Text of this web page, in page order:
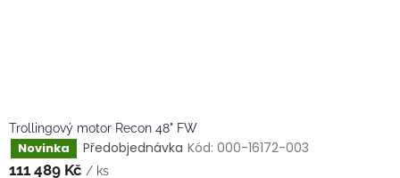
Trollingový motor Recon 48" FW
Novinka Předobjednávka Kód: 000-16172-003
111 489 Kč / ks